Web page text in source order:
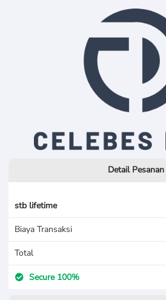
Detail Pesanan
stb lifetime
Biaya Transaksi
Total
Secure 100%